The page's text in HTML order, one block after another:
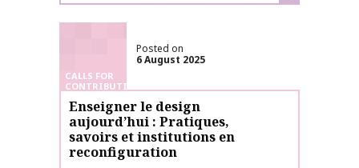
CALLS FOR
CONTRIBUTIONS
Posted on
6 August 2025
Enseigner le design
aujourd’hui : Pratiques,
savoirs et institutions en
reconfiguration